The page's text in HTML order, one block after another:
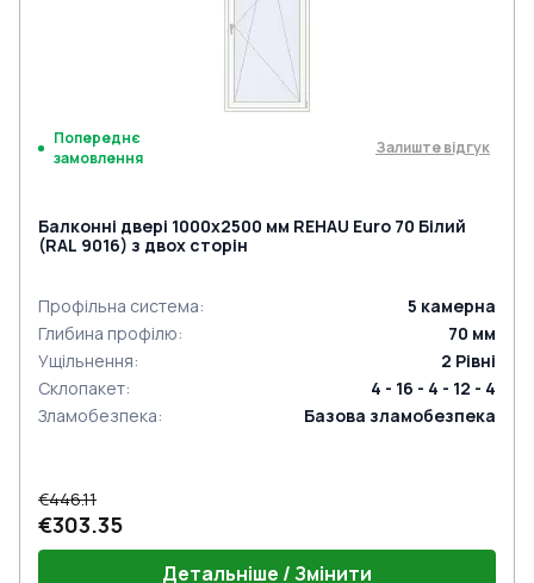
Попереднє
замовлення
Залиште відгук
Балконні двері 1000x2500 мм REHAU Euro 70 Білий
(RAL 9016) з двох сторін
Профільна система: 5 камерна
Глибина профілю: 70 мм
Ущільнення: 2 Рівні
Склопакет:
4 - 16 - 4 - 12 - 4
Зламобезпека: Базова зламобезпека
€446.11
€303.35
Детальніше / Змінити